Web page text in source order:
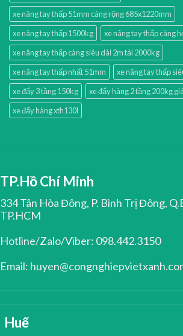
xe nâng tay thấp 51mm càng rộng 685x1220mm
xe nâng tay thấp 1500kg
xe nâng tay thấp càng
xe nâng tay thấp càng siêu dài 2m tải 2000kg
xe nâng tay thấp nhất 51mm
xe nâng tay thấp
xe đẩy 3 tầng 150kg
xe đẩy hàng 2 tầng 200kg
xe đẩy hàng xth130l
TP.Hồ Chí Minh
334 Tân Hòa Đông, P. Bình Trị Đông,
TP.HCM
Hotline/Zalo/Viber: 098.442.3150
Email:
Huế